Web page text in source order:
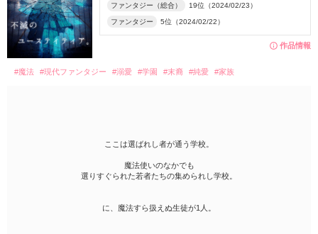
作品情報
ファンタジー（総合） 19位（2024/02/23）
ファンタジー 5位（2024/02/22）
#魔法 #現代ファンタジー #溺愛 #学園 #末裔 #純愛 #家族
ここは選ばれし者が通う学校。
魔法使いのなかでも
選りすぐられた若者たちの集められし学校。
に、魔法すら扱えぬ生徒が1人。